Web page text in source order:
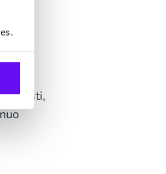
mirati